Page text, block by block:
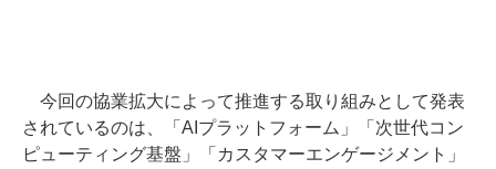
今回の協業拡大によって推進する取り組みとして発表
されているのは、「AIプラットフォーム」「次世代コン
ピューティング基盤」「カスタマーエンゲージメント」